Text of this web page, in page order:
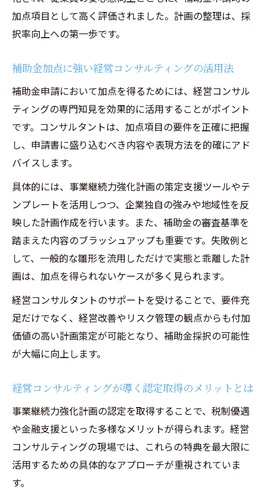
経営コンサルティングで分かる税制優遇の
活用ポイント
税制メリット
税制優遇を最大化する経営コンサルティン
グの手法
認定取得で実現する資金繰り改善の経営コ
ンサルティング術
税制優遇を受けるための経営コンサルティ
ング実践例
採択率向上に効く経営コンサルティング式の計
画策定術
採択率を高める経営コンサルティングの計
画策定法
事業継続力強化計画で加点を狙う策定ポイ
ント
経営コンサルティングが示す申請書作成の
コツ
採択実績から見る経営コンサルティングの
採択率向上に貢献する経営コンサルティン
グの秘訣
BCPとの違いを理解した賢い事業継続力強化計
画づくり
経営コンサルティングで分かるBCPとの違
加点項目として高く評価されました。計画の整理は、採
択率向上への第一歩です。
補助金加点に強い経営コンサルティングの活用法
補助金申請において加点を得るためには、経営コンサル
ティングの専門知見を効果的に活用することがポイント
です。コンサルタントは、加点項目の要件を正確に把握
し、申請書に盛り込むべき内容や表現方法を的確にアド
バイスします。
具体的には、事業継続力強化計画の策定支援ツールやテ
ンプレートを活用しつつ、企業独自の強みや地域性を反
映した計画作成を行います。また、補助金の審査基準を
踏まえた内容のブラッシュアップも重要です。失敗例と
して、一般的な雛形を流用しただけで実態と乖離した計
画は、加点を得られないケースが多く見られます。
経営コンサルタントのサポートを受けることで、要件充
足だけでなく、経営改善やリスク管理の観点からも付加
価値の高い計画策定が可能となり、補助金採択の可能性
が大幅に向上します。
経営コンサルティングが導く認定取得のメリットとは
事業継続力強化計画の認定を取得することで、税制優遇
や金融支援といった多様なメリットが得られます。経営
コンサルティングの現場では、これらの特典を最大限に
活用するための具体的なアプローチが重視されていま
す。